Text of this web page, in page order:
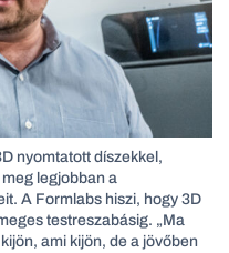
nyomtatott díszekkel,
legjobban a
A Formlabs hiszi, hogy 3D
testreszabásig. „Ma
ami kijön, de a jövőben